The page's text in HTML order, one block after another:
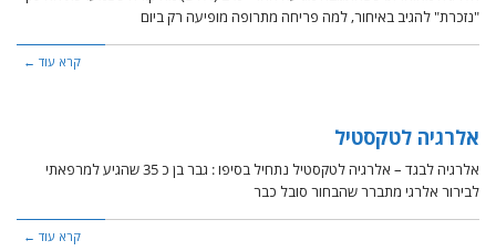
"נזכרת" להגיב באיחור, למה פריחה מתרופה מופיעה רק ביום
קרא עוד ←
אלרגיה לטקסטיל
אלרגיה לבגד – אלרגיה לטקסטיל נתחיל בסיפו : גבר בן כ 35 שהגיע למרפאתי
לבירור אלרגי מתברר שהבחור סובל כבר
קרא עוד ←